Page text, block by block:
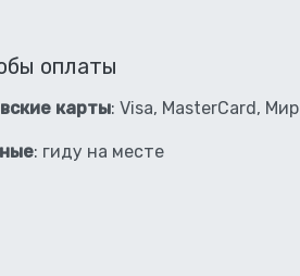
оплаты
карты: Visa, MasterCard, Мир
: гиду на месте